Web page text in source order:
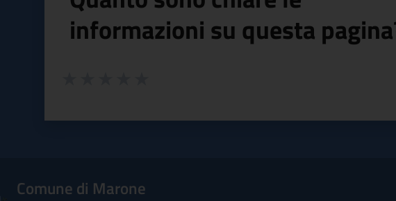
informazioni su questa
Comune di Marone